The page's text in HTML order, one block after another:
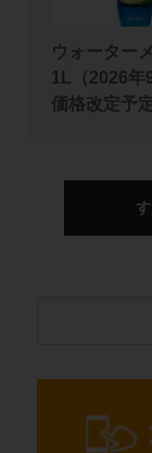
ウォーター
1L（2026年
価格改定予定